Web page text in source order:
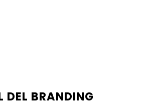
DEL BRANDING